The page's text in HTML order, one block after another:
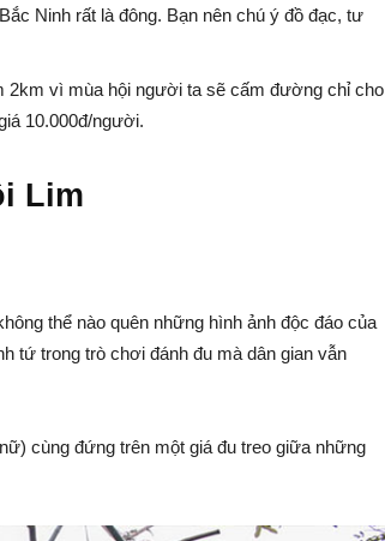
Ninh rất là đông. Bạn nên chú ý đồ đạc, tư
2km vì mùa hội người ta sẽ cấm đường chỉ cho
10.000đ/người.
Lim
thể nào quên những hình ảnh độc đáo của
tứ trong trò chơi đánh đu mà dân gian vẫn
cùng đứng trên một giá đu treo giữa những